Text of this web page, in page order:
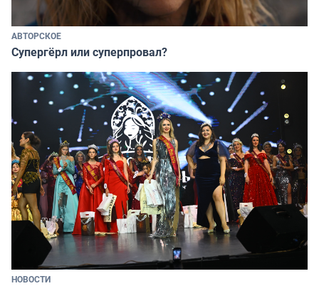
АВТОРСКОЕ
Супергёрл или суперпровал?
НОВОСТИ